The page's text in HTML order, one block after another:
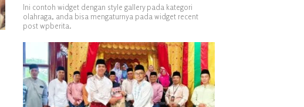
Ini contoh widget dengan style gallery pada kategori
olahraga, anda bisa mengaturnya pada widget recent
post wpberita.